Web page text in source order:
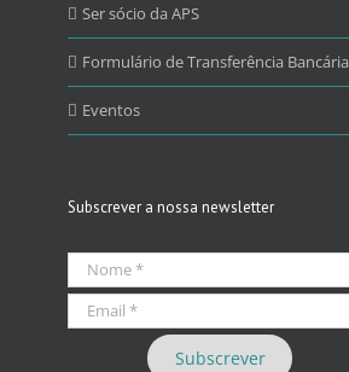
Ser sócio da APS
Formulário de Transferência Bancária
Eventos
Subscrever a nossa newsletter